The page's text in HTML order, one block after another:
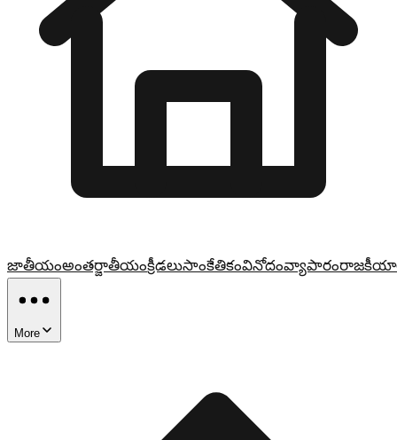
జాతీయంఅంతర్జాతీయంక్రీడలుసాంకేతికంవినోదంవ్యాపారం
More